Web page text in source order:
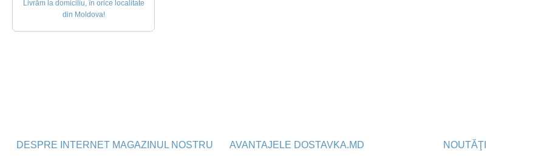
Livrăm la domiciliu, în orice localitate
din Moldova!
DESPRE INTERNET MAGAZINUL NOSTRU AVANTAJELE DOSTAVKA.MD NOUTĂŢI